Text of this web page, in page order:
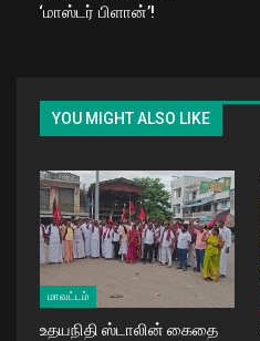
‘மாஸ்டர் பிளான்’!
YOU MIGHT ALSO LIKE
மாவட்டம்
உதயநிதி ஸ்டாலின் கைதை